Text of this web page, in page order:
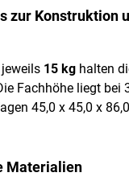
zur Konstruktion
15 kg halten
Fachhöhe liegt bei
45,0 x 45,0 x
Materialien